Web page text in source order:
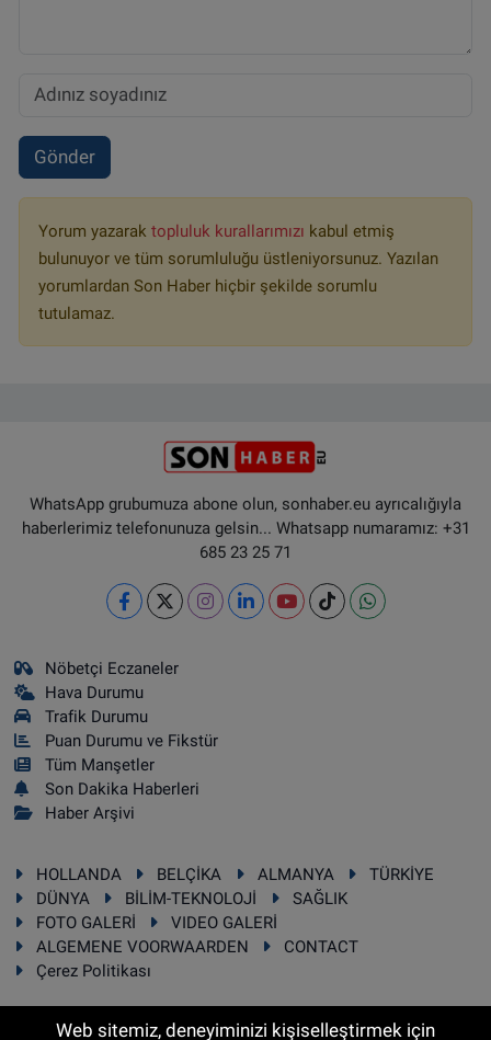
Gönder
Yorum yazarak topluluk kurallarımızı kabul etmiş
bulunuyor ve tüm sorumluluğu üstleniyorsunuz. Yazılan
yorumlardan Son Haber hiçbir şekilde sorumlu
tutulamaz.
WhatsApp grubumuza abone olun, sonhaber.eu ayrıcalığıyla
haberlerimiz telefonunuza gelsin... Whatsapp numaramız: +31
685 23 25 71
Nöbetçi Eczaneler
Hava Durumu
Trafik Durumu
Puan Durumu ve Fikstür
Tüm Manşetler
Son Dakika Haberleri
Haber Arşivi
HOLLANDA BELÇİKA ALMANYA
TÜRKİYE
DÜNYA
BİLİM-TEKNOLOJİ
SAĞLIK
FOTO GALERİ
VIDEO GALERİ
ALGEMENE VOORWAARDEN
CONTACT
Çerez Politikası
Web sitemiz, deneyiminizi kişiselleştirmek için